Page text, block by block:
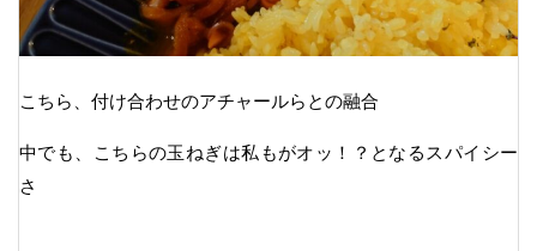
こちら、付け合わせのアチャールらとの融合
中でも、こちらの玉ねぎは私もがオッ！？となるスパイシー
さ